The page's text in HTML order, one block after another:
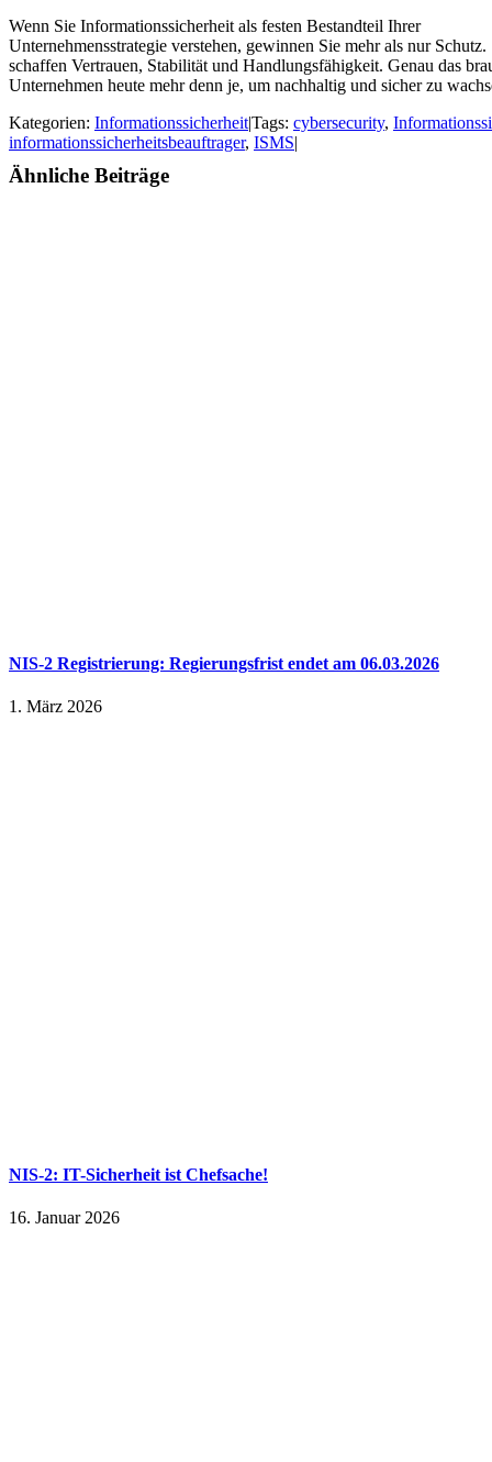
Wenn Sie Informationssicherheit als festen Bestandteil Ihrer
Unternehmensstrategie verstehen, gewinnen Sie mehr als nur Schutz.
schaffen Vertrauen, Stabilität und Handlungsfähigkeit. Genau das
Unternehmen heute mehr denn je, um nachhaltig und sicher zu
Kategorien: Informationssicherheit|Tags: cybersecurity,
informationssicherheitsbeauftrager, ISMS|
Ähnliche Beiträge
NIS-2 Registrierung: Regierungsfrist endet am 06.03.2026
1. März 2026
NIS-2: IT-Sicherheit ist Chefsache!
16. Januar 2026